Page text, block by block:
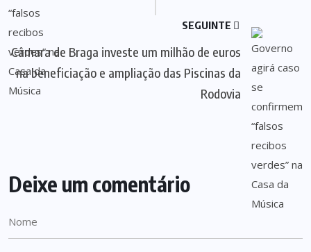
SEGUINTE
Câmara de Braga investe um milhão de euros
na beneficiação e ampliação das Piscinas da
Rodovia
Deixe um comentário